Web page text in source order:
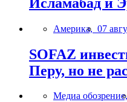
Америка, 07
SOFAZ
Перу, но не
Медиа обозрение,